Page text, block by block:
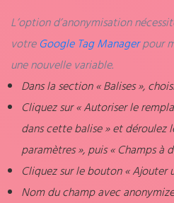
L’option d’anonymisation
votre Google Tag Managerpour
une nouvelle variable.
Dans la section « Balises »,
Cliquez sur « Autoriser le
dans cette balise » et déroulez
paramètres », puis « Champs à
Cliquez sur le bouton « Ajouter
Nom du champ avec